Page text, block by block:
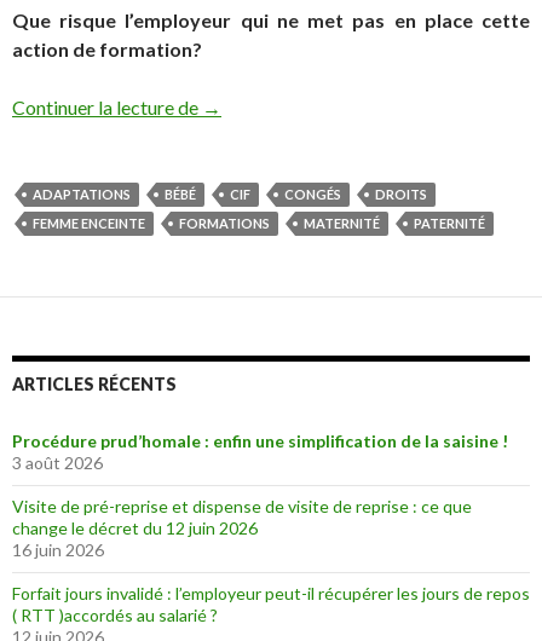
Que risque l’employeur qui ne met pas en place cette
action de formation?
Continuer la lecture de Retour de congé parental : le droit à
→
ADAPTATIONS BÉBÉ CIF CONGÉS
DROITS
FEMME ENCEINTE
FORMATIONS MATERNITÉ PATERNITÉ
ARTICLES RÉCENTS
Procédure prud’homale : enfin une simplification de la saisine !
3 août 2026
Visite de pré-reprise et dispense de visite de reprise : ce que
change le décret du 12 juin 2026
16 juin 2026
Forfait jours invalidé : l’employeur peut-il récupérer les jours de repos
( RTT )accordés au salarié ?
12 juin 2026